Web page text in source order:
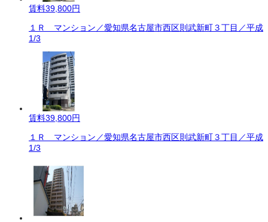
賃料39,800円
１Ｒ マンション／愛知県名古屋市西区則武新町３丁目／平成
1/3
賃料39,800円
１Ｒ マンション／愛知県名古屋市西区則武新町３丁目／平成
1/3